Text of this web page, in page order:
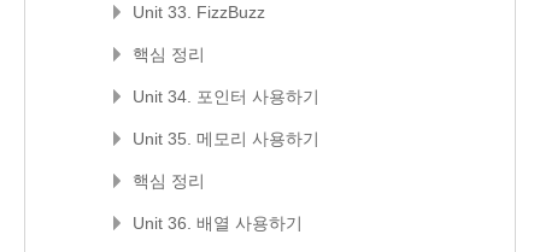
Unit 33. FizzBuzz
핵심 정리
Unit 34. 포인터 사용하기
Unit 35. 메모리 사용하기
핵심 정리
Unit 36. 배열 사용하기